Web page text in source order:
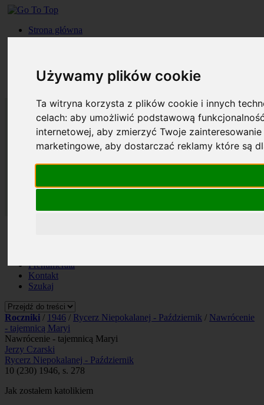
Używamy plików cookie
Ta witryna korzysta z plików cookie i innych
celach:aby umożliwić podstawową
internetowej,aby zmierzyć Twoje
marketingowe,aby dostarczać reklamy które są
Strona główna
Roczniki
Kontakt
Szukaj
Prenumerata
Kontakt
Szukaj
Roczniki / 1946 / Rycerz Niepokalanej - Październik / Nawrócenie
- tajemnicą Maryi
Nawrócenie - tajemnicą Maryi
Jerzy Czarski
Rycerz Niepokalanej - Październik
10 (230) 1946, s. 278
Jak zostałem katolikiem